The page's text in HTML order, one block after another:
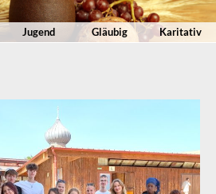
Jugend Gläubig Karitativ